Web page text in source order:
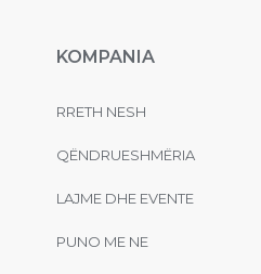
KOMPANIA
RRETH NESH
QËNDRUESHMËRIA
LAJME DHE EVENTE
PUNO ME NE